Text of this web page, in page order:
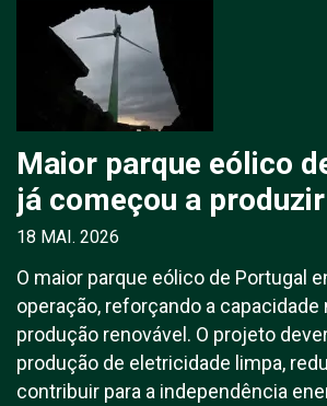
Maior parque eólico
já começou a
18 MAI. 2026
O maior parque eólico de Portugal
operação, reforçando a capacidade
produção renovável. O projeto
produção de eletricidade limpa,
contribuir para a independência